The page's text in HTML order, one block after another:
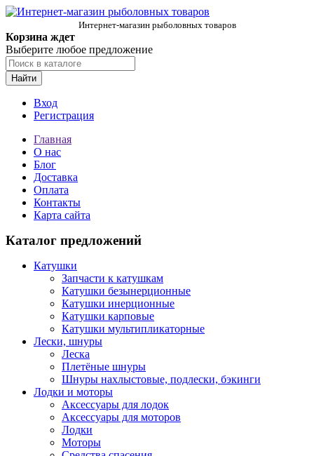
Интернет-магазин рыболовных товаров
Корзина ждет
Выберите любое предложение
Найти
Вход
Регистрация
Главная
О нас
Блог
Доставка
Оплата
Контакты
Карта сайта
Каталог предложений
Катушки
Запчасти к катушкам
Катушки безынерционные
Катушки инерционные
Катушки карповые
Катушки мультипликаторные
Лески, шнуры
Леска
Плетёные шнуры
Шнуры нахлыстовые, подлески, бэкинги
Лодки и моторы
Аксессуары для лодок
Аксессуары для моторов
Лодки
Моторы